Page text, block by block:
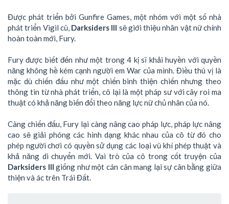
Được phát triển bởi Gunfire Games, một nhóm với một số nhà
phát triển Vigil cũ, Darksiders III sẽ giới thiệu nhân vật nữ chính
hoàn toàn mới, Fury.
Fury được biết đến như một trong 4 kị sĩ khải huyền với quyền
năng không hề kém cạnh người em War của mình. Điều thú vị là
mặc dù chiến đấu như một chiến binh thiện chiến nhưng theo
thông tin từ nhà phát triển, cô lại là một pháp sư với cây roi ma
thuật có khả năng biến đổi theo năng lực nữ chủ nhân của nó.
Càng chiến đấu, Fury lại càng nâng cao pháp lực, pháp lực nâng
cao sẽ giải phóng các hình dạng khác nhau của cô từ đó cho
phép người chơi có quyền sử dụng các loại vũ khí phép thuật và
khả năng di chuyển mới. Vai trò của cô trong cốt truyện của
Darksiders III giống như một cán cân mang lại sự cân bằng giữa
thiện và ác trên Trái Đất.